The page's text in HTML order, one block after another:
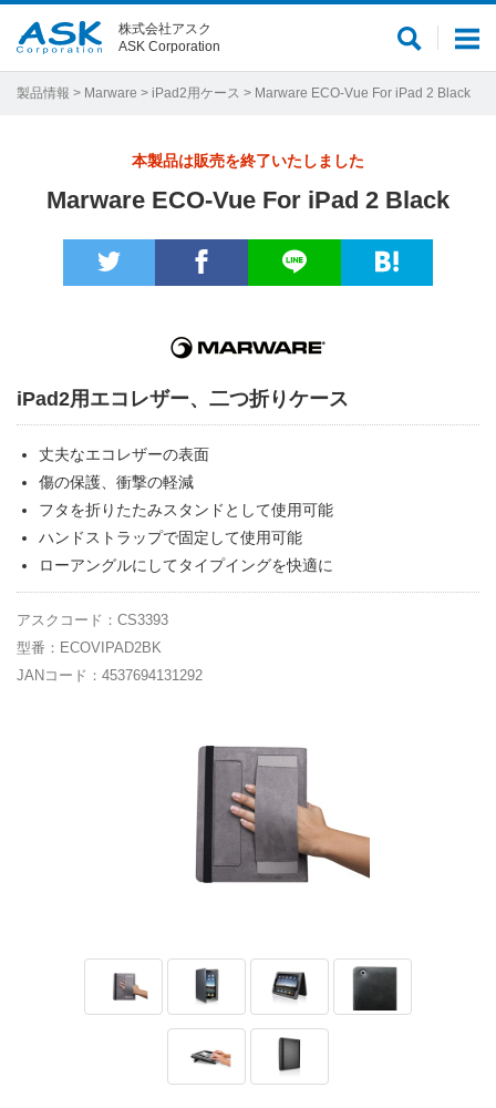
メ
ュ
サ
ト
株式会社アスク
ASK Corporation
製品情報 > Marware > iPad2用ケース > Marware ECO-Vue For iPad 2 Black
本製品は販売を終了いたしました
Marware ECO-Vue For iPad 2 Black
iPad2用エコレザー、二つ折りケース
丈夫なエコレザーの表面
傷の保護、衝撃の軽減
フタを折りたたみスタンドとして使用可能
ハンドストラップで固定して使用可能
ローアングルにしてタイプイングを快適に
アスクコード：CS3393
型番：ECOVIPAD2BK
JANコード：4537694131292